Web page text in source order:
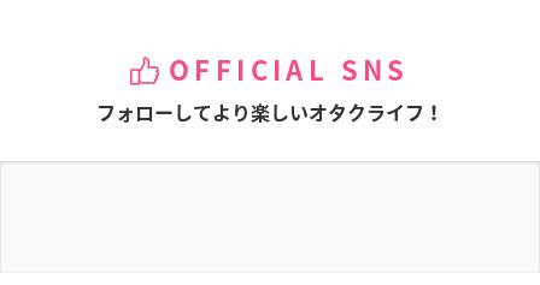
OFFICIAL SNS
フォローしてより楽しいオタクライフ！